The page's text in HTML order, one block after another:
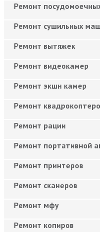
Ремонт
Ремонт сушильных
Ремонт вытяжек
Ремонт видеокамер
Ремонт экшн камер
Ремонт
Ремонт рации
Ремонт портативной
Ремонт принтеров
Ремонт сканеров
Ремонт мфу
Ремонт копиров